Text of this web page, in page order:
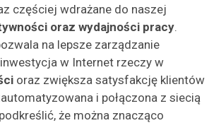
częściej wdrażane do naszej
oraz wydajności pracy.
na lepsze zarządzanie
w Internet rzeczy w
oraz zwiększa satysfakcję klientów
i połączona z siecią
że można znacząco